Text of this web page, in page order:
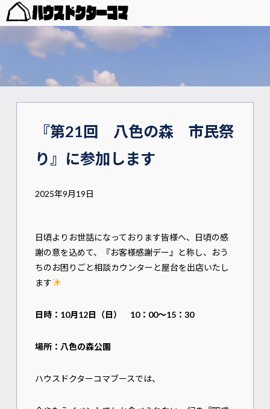
『第21回 八色の森 市民祭
り』に参加します
2025年9月19日
日頃よりお世話になっております皆様へ、日頃の感
謝の意を込めて、『お客様感謝デー』と称し、おう
ちのお困りごと相談カウンターと屋台を出店いたし
ます
日時：10月12日（日） 10：00～15：30
場所：八色の森公園
ハウスドクターコマブースでは、